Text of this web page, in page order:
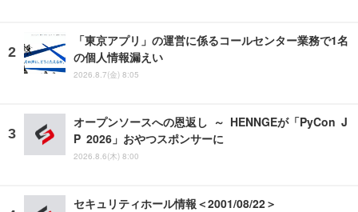
「東京アプリ」の運営に係るコールセンター業務で1名
の個人情報漏えい
2026.8.7(金) 8:05
オープンソースへの恩返し ～ HENNGEが「PyCon J
P 2026」おやつスポンサーに
2026.8.6(木) 8:00
セキュリティホール情報＜2001/08/22＞